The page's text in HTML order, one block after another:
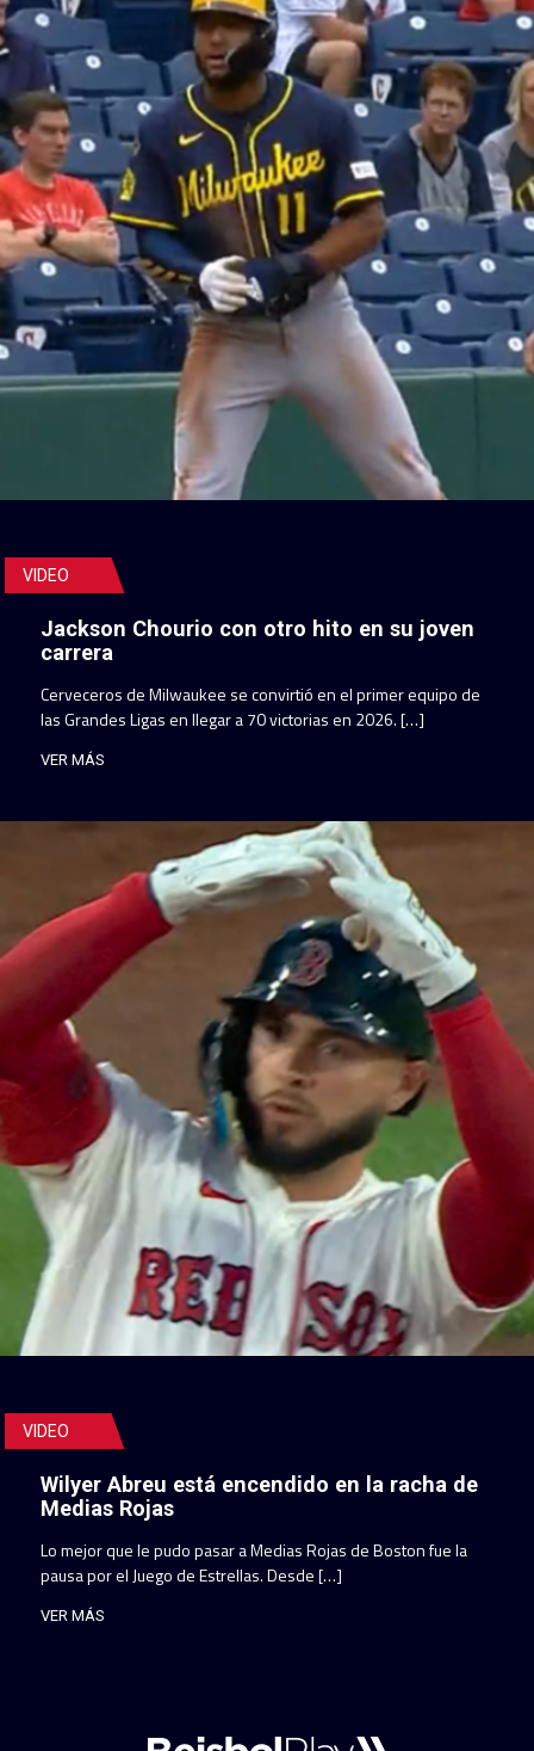
VIDEO
Jackson Chourio con otro hito en su joven
carrera
Cerveceros de Milwaukee se convirtió en el primer equipo de
las Grandes Ligas en llegar a 70 victorias en 2026. […]
VER MÁS
VIDEO
Wilyer Abreu está encendido en la racha de
Medias Rojas
Lo mejor que le pudo pasar a Medias Rojas de Boston fue la
pausa por el Juego de Estrellas. Desde […]
VER MÁS